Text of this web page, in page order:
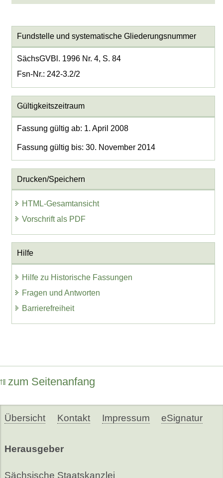
Fundstelle und systematische Gliederungsnummer
SächsGVBl. 1996 Nr. 4, S. 84
Fsn-Nr.: 242-3.2/2
Gültigkeitszeitraum
Fassung gültig ab: 1. April 2008
Fassung gültig bis: 30. November 2014
Drucken/Speichern
HTML-Gesamtansicht
Vorschrift als PDF
Hilfe
Hilfe zu Historische Fassungen
Fragen und Antworten
Barrierefreiheit
zum Seitenanfang
Übersicht Kontakt Impressum eSignatur
Herausgeber
Sächsische Staatskanzlei